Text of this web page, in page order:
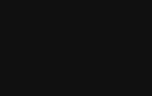
上兵伐謀 拉夫羅夫